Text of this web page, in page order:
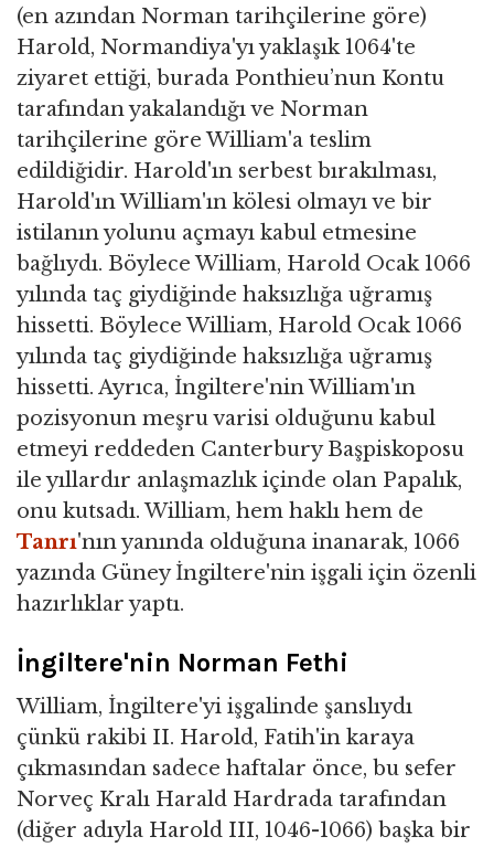
(en azından Norman tarihçilerine göre)
Harold, Normandiya'yı yaklaşık 1064'te
ziyaret ettiği, burada Ponthieu’nun Kontu
tarafından yakalandığı ve Norman
tarihçilerine göre William'a teslim
edildiğidir. Harold'ın serbest bırakılması,
Harold'ın William'ın kölesi olmayı ve bir
istilanın yolunu açmayı kabul etmesine
bağlıydı. Böylece William, Harold Ocak 1066
yılında taç giydiğinde haksızlığa uğramış
hissetti. Böylece William, Harold Ocak 1066
yılında taç giydiğinde haksızlığa uğramış
hissetti. Ayrıca, İngiltere'nin William'ın
pozisyonun meşru varisi olduğunu kabul
etmeyi reddeden Canterbury Başpiskoposu
ile yıllardır anlaşmazlık içinde olan Papalık,
onu kutsadı. William, hem haklı hem de
Tanrı'nın yanında olduğuna inanarak, 1066
yazında Güney İngiltere'nin işgali için özenli
hazırlıklar yaptı.
İngiltere'nin Norman Fethi
William, İngiltere'yi işgalinde şanslıydı
çünkü rakibi II. Harold, Fatih'in karaya
çıkmasından sadece haftalar önce, bu sefer
Norveç Kralı Harald Hardrada tarafından
(diğer adıyla Harold III, 1046-1066) başka bir